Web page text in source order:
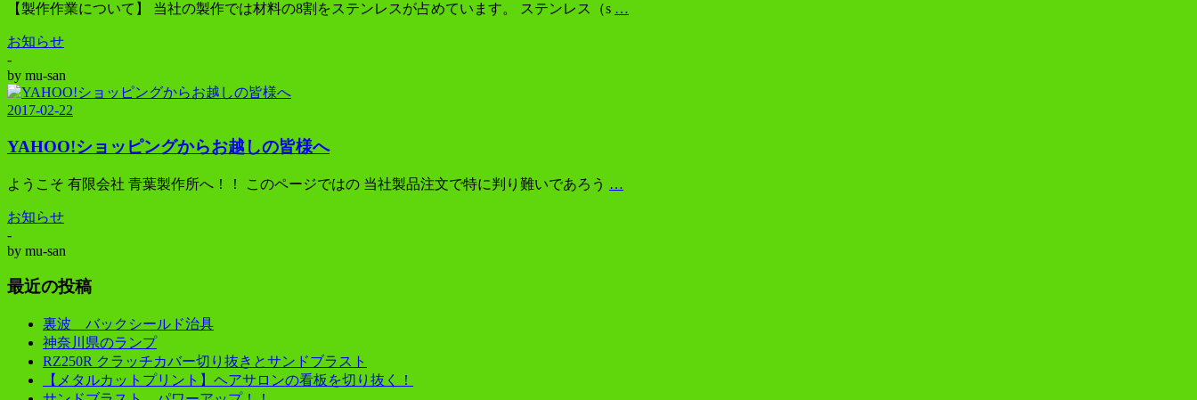
【製作作業について】 当社の製作では材料の8割をステンレスが占めています。 ステンレス（s …
お知らせ
-
by mu-san
2017-02-22
YAHOO!ショッピングからお越しの皆様へ
ようこそ 有限会社 青葉製作所へ！！ このページではの 当社製品注文で特に判り難いであろう …
お知らせ
-
by mu-san
最近の投稿
裏波 バックシールド治具
神奈川県のランプ
RZ250R クラッチカバー切り抜きとサンドブラスト
【メタルカットプリント】ヘアサロンの看板を切り抜く！